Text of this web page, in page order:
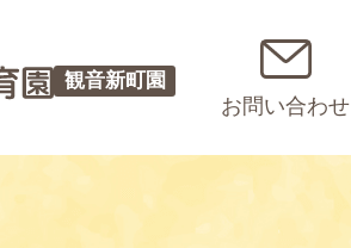
観音新町園
お問い合わせ